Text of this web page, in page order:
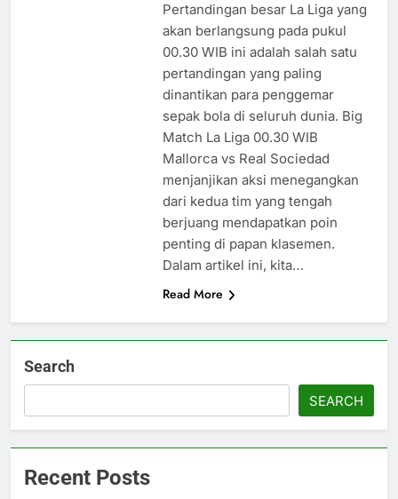
Pertandingan besar La Liga yang
akan berlangsung pada pukul
00.30 WIB ini adalah salah satu
pertandingan yang paling
dinantikan para penggemar
sepak bola di seluruh dunia. Big
Match La Liga 00.30 WIB
Mallorca vs Real Sociedad
menjanjikan aksi menegangkan
dari kedua tim yang tengah
berjuang mendapatkan poin
penting di papan klasemen.
Dalam artikel ini, kita…
Read More
Search
SEARCH
Recent Posts